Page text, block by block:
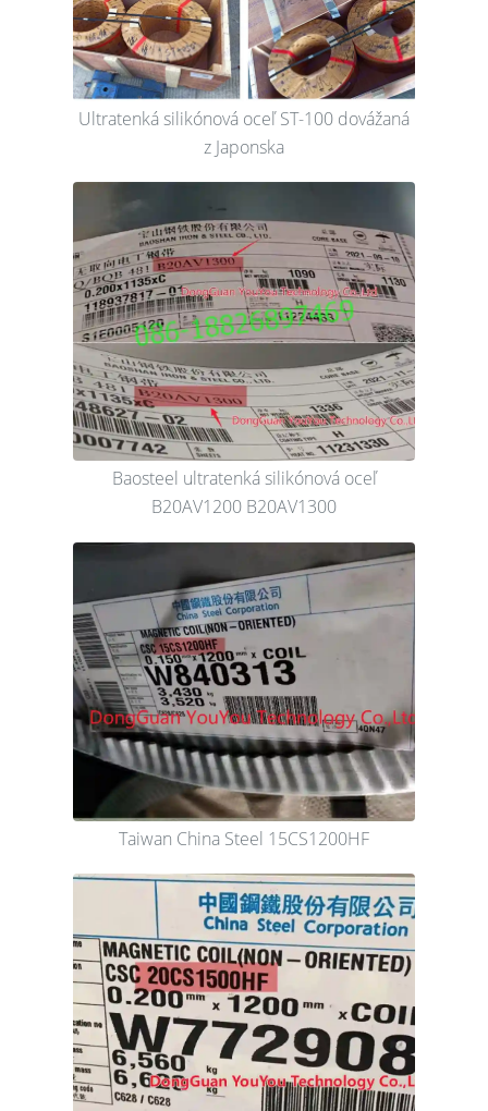
Ultratenká silikónová oceľ ST-100 dovážaná
z Japonska
Baosteel ultratenká silikónová oceľ
B20AV1200 B20AV1300
Taiwan China Steel 15CS1200HF